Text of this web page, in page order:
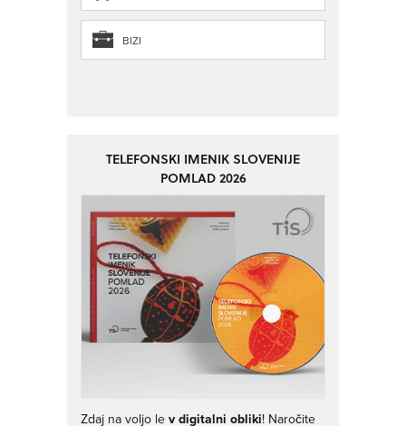
BIZI
TELEFONSKI IMENIK SLOVENIJE
POMLAD 2026
Zdaj na voljo le v digitalni obliki! Naročite